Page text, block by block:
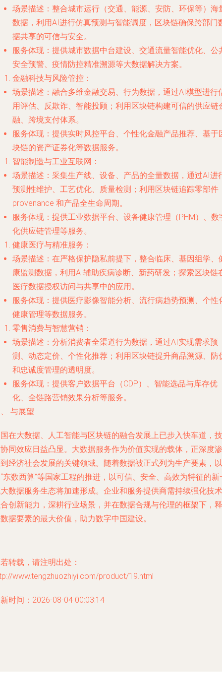
场景描述 ：整合城市运行（交通、能源、安防、环保等）海
数据，利用AI进行仿真预测与智能调度，区块链确保跨部门
据共享的可信与安全。
服务体现 ：提供城市数据中台建设、交通流量智能优化、公
安全预警、疫情防控精准溯源等大数据解决方案。
金融科技与风险管控 ：
场景描述 ：融合多维金融交易、行为数据，通过AI模型进行
用评估、反欺诈、智能投顾；利用区块链构建可信的供应链
融、跨境支付体系。
服务体现 ：提供实时风控平台、个性化金融产品推荐、基于
块链的资产证券化等数据服务。
智能制造与工业互联网 ：
场景描述 ：采集生产线、设备、产品的全量数据，通过AI进
预测性维护、工艺优化、质量检测；利用区块链追踪零部件
provenance 和产品全生命周期。
服务体现 ：提供工业数据平台、设备健康管理（PHM）、数
化供应链管理等服务。
健康医疗与精准服务 ：
场景描述 ：在严格保护隐私前提下，整合临床、基因组学、
康监测数据，利用AI辅助疾病诊断、新药研发；探索区块链
医疗数据授权访问与共享中的应用。
服务体现 ：提供医疗影像智能分析、流行病趋势预测、个性
健康管理等数据服务。
零售消费与智慧营销 ：
场景描述 ：分析消费者全渠道行为数据，通过AI实现需求预
测、动态定价、个性化推荐；利用区块链提升商品溯源、防
和忠诚度管理的透明度。
服务体现 ：提供客户数据平台（CDP）、智能选品与库存优
化、全链路营销效果分析等服务。
与展望
在大数据、人工智能与区块链的融合发展上已步入快车道，技
同效应日益凸显。大数据服务作为价值实现的载体，正深度渗
经济社会发展的关键领域。随着数据被正式列为生产要素，以
东数西算”等国家工程的推进，以可信、安全、高效为特征的新
数据服务生态将加速形成。企业和服务提供商需持续强化技术
创新能力，深耕行业场景，并在数据合规与伦理的框架下，释
据要素的最大价值，助力数字中国建设。
转载，请注明出处：
www.tengzhuozhiyi.com/product/19.html
时间：2026-08-04 00:03:14